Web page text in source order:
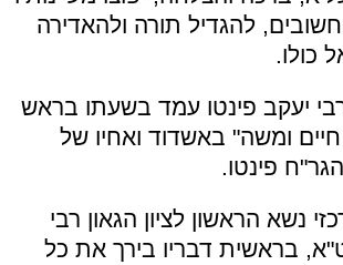
להגדיל תורה ולהאדירה
כולו.
רבי יעקב פינטו עמד בשעתו בראש
ומשה" באשדוד ואחיו של
פינטו.
נשא הראשון לציון הגאון רבי
בראשית דבריו בירך את כל